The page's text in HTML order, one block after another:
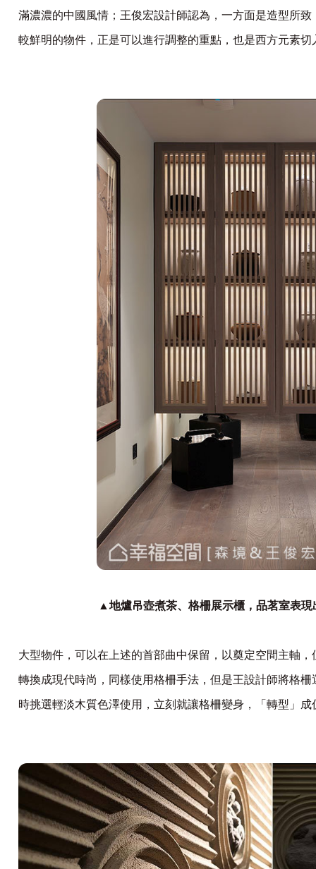
滿濃濃的中國風情；王俊宏設計師認為，一方面是造型所
較鮮明的物件，正是可以進行調整的重點，也是西方元素
▲地爐吊壺煮茶、格柵展示櫃，品茗室表
大型物件，可以在上述的首部曲中保留，以奠定空間主軸
轉換成現代時尚，同樣使用格柵手法，但是王設計師將格
時挑選輕淡木質色澤使用，立刻就讓格柵變身，「轉型」